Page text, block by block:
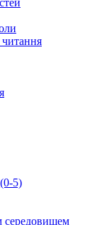
5)
середовищем